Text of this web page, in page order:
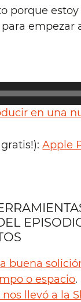
porque
empezar
en una
gratis!):Apple
buena
o espacio.
llevó a la